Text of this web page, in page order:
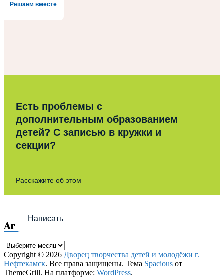
Решаем вместе
Есть проблемы с
дополнительным образованием
детей? С записью в кружки и
секции?
Расскажите об этом
Написать
Archives
Archives
Copyright © 2026 Дворец творчества детей и молодёжи г.
Нефтекамск. Все права защищены. Тема Spacious от
ThemeGrill. На платформе: WordPress.